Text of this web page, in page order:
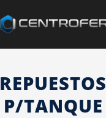
REPUESTOS
P/TANQUE